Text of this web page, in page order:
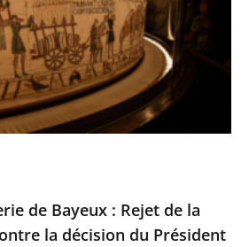
de Bayeux : Rejet de la
la décision du Président